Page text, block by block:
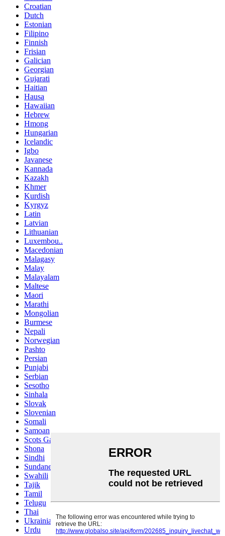
Croatian
Dutch
Estonian
Filipino
Finnish
Frisian
Galician
Georgian
Gujarati
Haitian
Hausa
Hawaiian
Hebrew
Hmong
Hungarian
Icelandic
Igbo
Javanese
Kannada
Kazakh
Khmer
Kurdish
Kyrgyz
Latin
Latvian
Lithuanian
Luxembou..
Macedonian
Malagasy
Malay
Malayalam
Maltese
Maori
Marathi
Mongolian
Burmese
Nepali
Norwegian
Pashto
Persian
Punjabi
Serbian
Sesotho
Sinhala
Slovak
Slovenian
Somali
Samoan
Scots Gaelic
Shona
Sindhi
Sundanese
Swahili
Tajik
Tamil
Telugu
Thai
Ukrainian
Urdu